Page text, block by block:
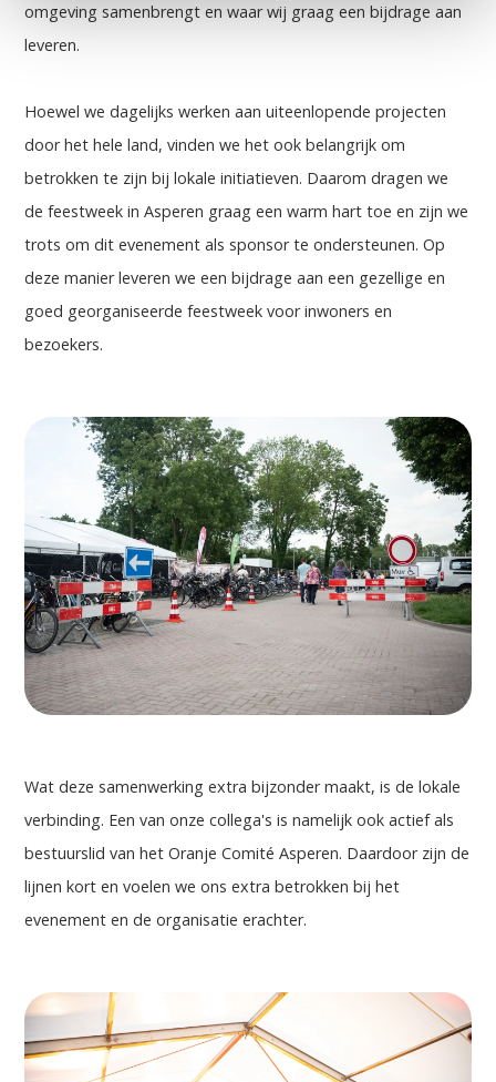
omgeving samenbrengt en waar wij graag een bijdrage aan
leveren.
Hoewel we dagelijks werken aan uiteenlopende projecten
door het hele land, vinden we het ook belangrijk om
betrokken te zijn bij lokale initiatieven. Daarom dragen we
de feestweek in Asperen graag een warm hart toe en zijn we
trots om dit evenement als sponsor te ondersteunen. Op
deze manier leveren we een bijdrage aan een gezellige en
goed georganiseerde feestweek voor inwoners en
bezoekers.
Wat deze samenwerking extra bijzonder maakt, is de lokale
verbinding. Een van onze collega's is namelijk ook actief als
bestuurslid van het Oranje Comité Asperen. Daardoor zijn de
lijnen kort en voelen we ons extra betrokken bij het
evenement en de organisatie erachter.